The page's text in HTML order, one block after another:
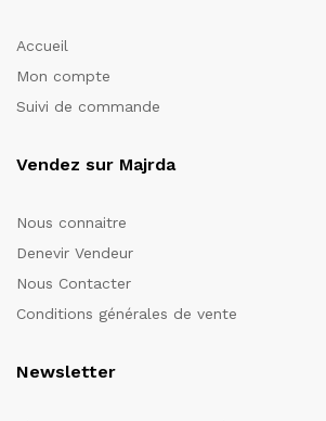
Accueil
Mon compte
Suivi de commande
Vendez sur Majrda
Nous connaitre
Denevir Vendeur
Nous Contacter
Conditions générales de vente
Newsletter